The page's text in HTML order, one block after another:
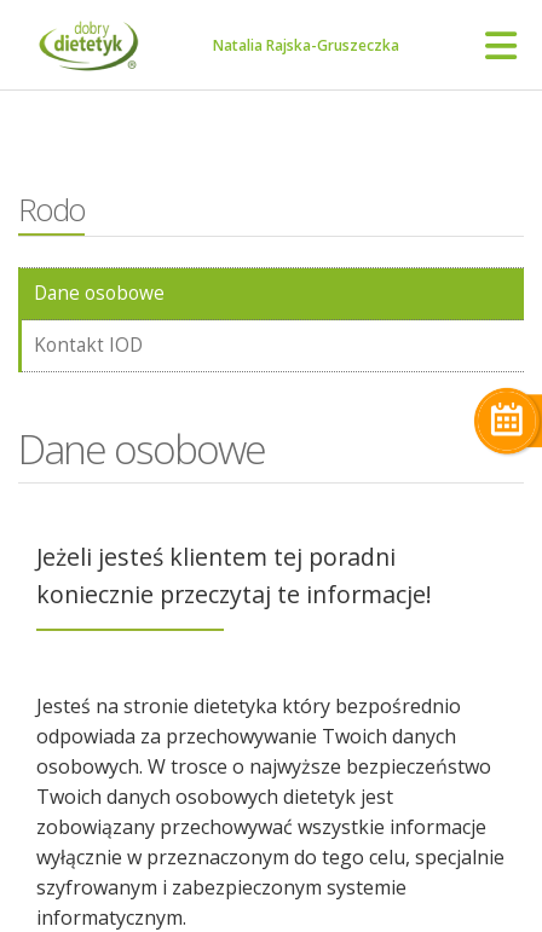
Natalia Rajska-Gruszeczka
Rodo
Dane osobowe
Kontakt IOD
Dane osobowe
Jeżeli jesteś klientem tej poradni
koniecznie przeczytaj te informacje!
Jesteś na stronie dietetyka który bezpośrednio
odpowiada za przechowywanie Twoich danych
osobowych. W trosce o najwyższe bezpieczeństwo
Twoich danych osobowych dietetyk jest
zobowiązany przechowywać wszystkie informacje
wyłącznie w przeznaczonym do tego celu, specjalnie
szyfrowanym i zabezpieczonym systemie
informatycznym.